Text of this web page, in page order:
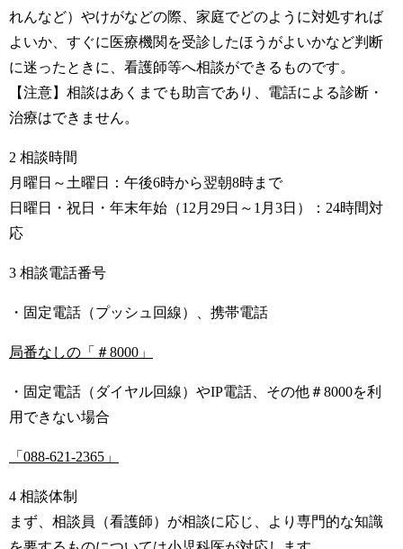
れんなど）やけがなどの際、家庭でどのように対処すれば
よいか、すぐに医療機関を受診したほうがよいかなど判断
に迷ったときに、看護師等へ相談ができるものです。
【注意】相談はあくまでも助言であり、電話による診断・
治療はできません。
2 相談時間
月曜日～土曜日：午後6時から翌朝8時まで
日曜日・祝日・年末年始（12月29日～1月3日）：24時間対
応
3 相談電話番号
・固定電話（プッシュ回線）、携帯電話
局番なしの「＃8000」
・固定電話（ダイヤル回線）やIP電話、その他＃8000を利
用できない場合
「088-621-2365」
4 相談体制
まず、相談員（看護師）が相談に応じ、より専門的な知識